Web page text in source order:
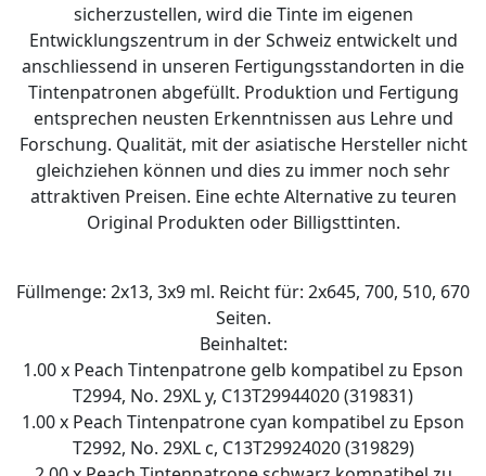
sicherzustellen, wird die Tinte im eigenen
Entwicklungszentrum in der Schweiz entwickelt und
anschliessend in unseren Fertigungsstandorten in die
Tintenpatronen abgefüllt. Produktion und Fertigung
entsprechen neusten Erkenntnissen aus Lehre und
Forschung. Qualität, mit der asiatische Hersteller nicht
gleichziehen können und dies zu immer noch sehr
attraktiven Preisen. Eine echte Alternative zu teuren
Original Produkten oder Billigsttinten.
Füllmenge: 2x13, 3x9 ml. Reicht für: 2x645, 700, 510, 670
Seiten.
Beinhaltet:
1.00 x Peach Tintenpatrone gelb kompatibel zu Epson
T2994, No. 29XL y, C13T29944020 (319831)
1.00 x Peach Tintenpatrone cyan kompatibel zu Epson
T2992, No. 29XL c, C13T29924020 (319829)